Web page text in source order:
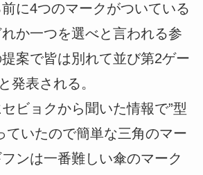
に4つのマークがついている
れか一つを選べと言われる参
案で皆は別れて並び第2ゲー
発表される。
ビョクから聞いた情報で”型
ていたので簡単な三角のマー
ンは一番難しい傘のマーク